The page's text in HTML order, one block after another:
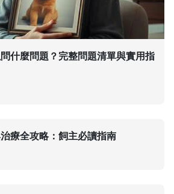
什麼問題？完整問題清單與實用指
療全攻略：飼主必讀指南